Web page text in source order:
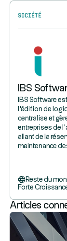
Société
IBS
IBS Software
l'édition de
centralise et
entreprises de
allant de la
maintenance
Reste du
Forte
Articles